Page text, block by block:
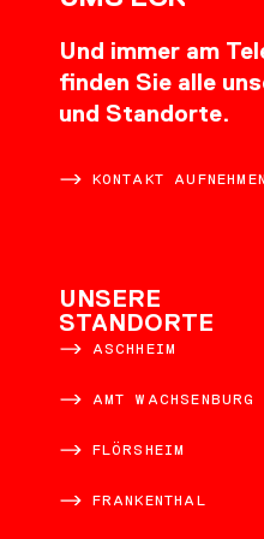
Und immer am
finden Sie alle
und Standorte.
KONTAKT AUFNEHMEN
UNSERE
STANDORTE
ASCHHEIM
AMT WACHSENBURG
FLÖRSHEIM
FRANKENTHAL